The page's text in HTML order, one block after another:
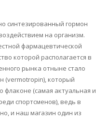
синтезированный гормон
на организм.
фармацевтической
которой располагается в
рынка отныне стало
(vermotropin), который
флаконе (самая актуальная и
спортсменов), ведь в
и наш магазин один из